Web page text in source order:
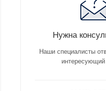
Нужна
Наши специалисты
интересующий